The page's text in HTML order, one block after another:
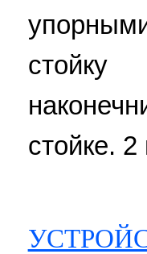
стойке.